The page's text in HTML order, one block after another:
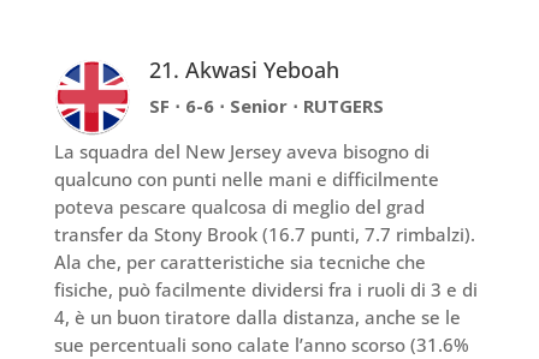
21. Akwasi Yeboah
SF ⋅ 6-6 ⋅ Senior ⋅ RUTGERS
La squadra del New Jersey aveva bisogno di
qualcuno con punti nelle mani e difficilmente
poteva pescare qualcosa di meglio del grad
transfer da Stony Brook (16.7 punti, 7.7 rimbalzi).
Ala che, per caratteristiche sia tecniche che
fisiche, può facilmente dividersi fra i ruoli di 3 e di
4, è un buon tiratore dalla distanza, anche se le
sue percentuali sono calate l’anno scorso (31.6%